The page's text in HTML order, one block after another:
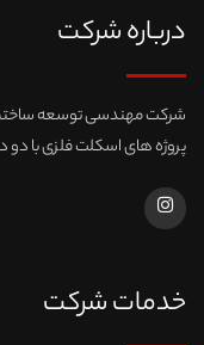
درباره شرکت
شرکت مهندسی توسعه
پروژه های اسکلت فلزی با
خدمات شرکت